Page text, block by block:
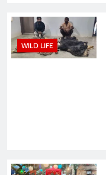
WILD LIFE